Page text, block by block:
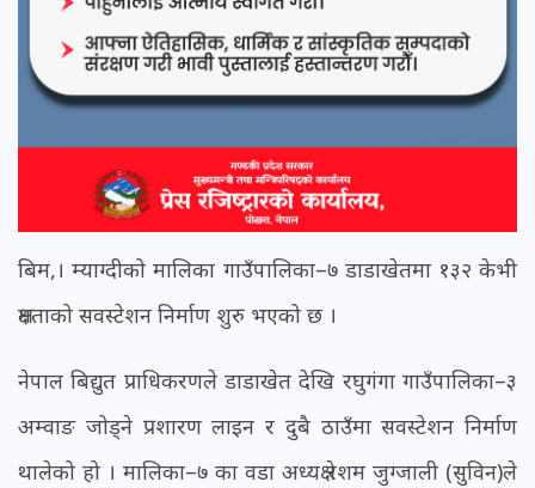
बिम,। म्याग्दीको मालिका गाउँपालिका–७ डाडाखेतमा १३२ केभी
क्षमताको सवस्टेशन निर्माण शुरु भएको छ ।
नेपाल बिद्युत प्राधिकरणले डाडाखेत देखि रघुगंगा गाउँपालिका–३
अम्वाङ जोड्ने प्रशारण लाइन र दुबै ठाउँमा सवस्टेशन निर्माण
थालेको हो । मालिका–७ का वडा अध्यक्ष रेशम जुग्जाली (सुविन)ले